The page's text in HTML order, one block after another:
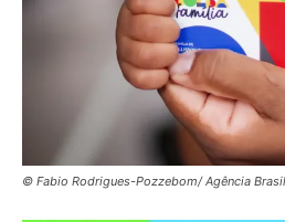
© Fabio Rodrigues-Pozzebom/ Agência Brasil